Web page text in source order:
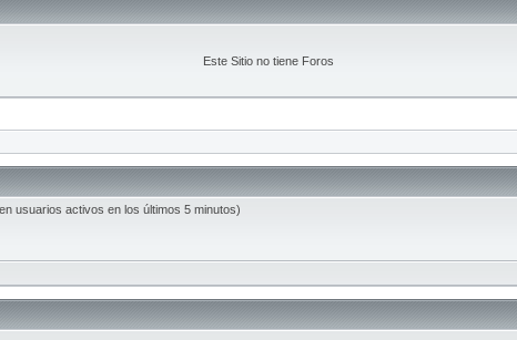
Este Sitio no tiene Foros
usuarios activos en los últimos 5 minutos)